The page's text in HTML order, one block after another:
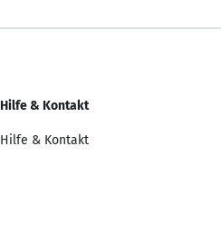
Hilfe & Kontakt
Hilfe & Kontakt